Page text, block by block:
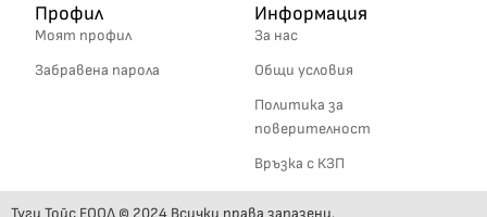
Профил
Моят профил
Забравена парола
Информация
За нас
Общи условия
Политика за
поверителност
Връзка с КЗП
Туги Тойс ЕООД © 2024 Всички права запазени.